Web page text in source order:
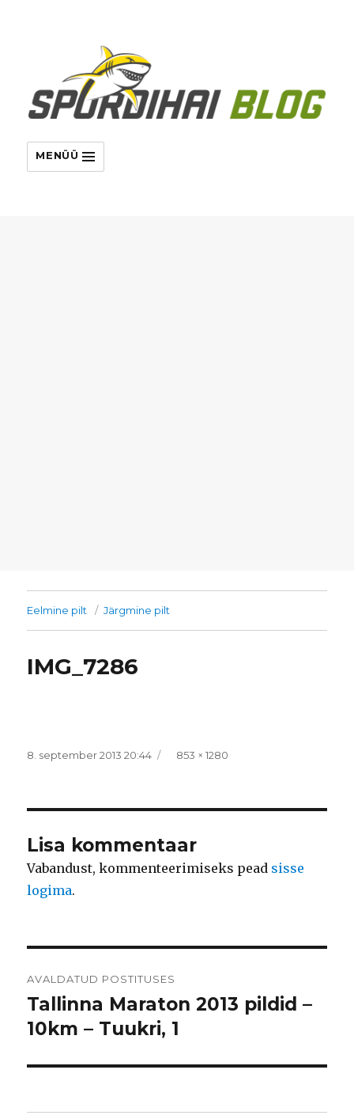
MENÜÜ
Eelmine pilt Järgmine pilt
IMG_7286
Postitatud
8. september 2013 20:44 Täissuurus
853 × 1280
Lisa kommentaar
Vabandust, kommenteerimiseks pead sisse
logima.
AVALDATUD POSTITUSES
Tallinna Maraton 2013 pildid –
10km – Tuukri, 1